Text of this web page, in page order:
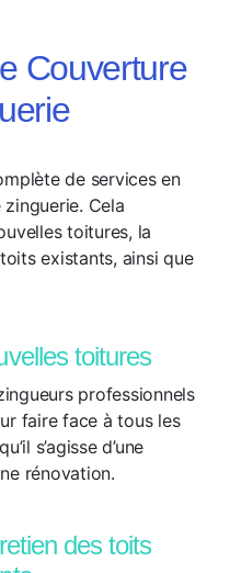
Couverture
de services en
Cela
toitures, la
existants, ainsi que
toitures
professionnels
faire face à tous les
s’agisse d’une
rénovation.
des toits